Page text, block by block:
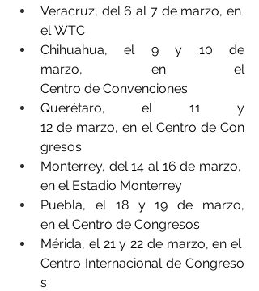
Veracruz, del 6 al 7 de marzo, en
el WTC
Chihuahua, el 9 y 10 de
marzo, en el
Centro de Convenciones
Querétaro, el 11 y
12 de marzo, en el Centro de Con
gresos
Monterrey, del 14 al 16 de marzo,
en el Estadio Monterrey
Puebla, el 18 y 19 de marzo,
en el Centro de Congresos
Mérida, el 21 y 22 de marzo, en el
Centro Internacional de Congreso
s